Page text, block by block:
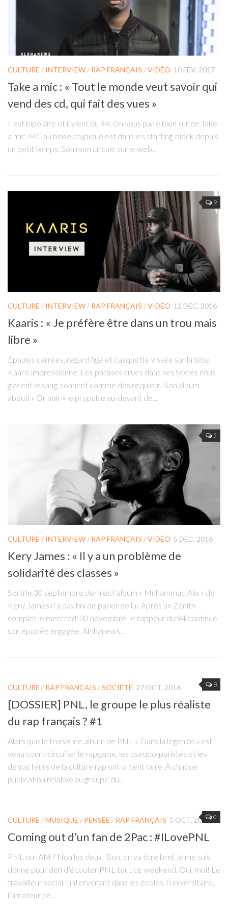
CULTURE / INTERVIEW / RAP FRANÇAIS /VIDÉO 10 FÉV, 2017
Take a mic : « Tout le monde veut savoir qui
vend des cd, qui fait des vues »
Il est bipolaire et il vient du 94. On vous parle bien sur de Take
a mic. MC au blase atypique est dans les starting-block depuis
un petit temps. Son nom circule sur le web...
9
CULTURE / INTERVIEW / RAP FRANÇAIS /VIDÉO 12 DÉC, 2016
Kaaris : « Je préfère être dans un trou mais
libre »
Épaules carrées, regard figé et casquette vissée sur la tête,
Kaaris impressionne. Les phrases crues dans ses textes nous
glacent le sang, sonnent comme des requiem. Son album
abouti « Or noir » le propulse au-devant de...
5
CULTURE / INTERVIEW / RAP FRANÇAIS /VIDÉO 5 DÉC, 2016
Kery James : « Il y a un problème de
solidarité des classes »
Sorti le 30 septembre dernier, l’album « Muhammad Alix » de
Kery James n’a pas fini de parler de lui. Après un Zénith
complet le mercredi 30 novembre, le rappeur du 94 continue
son épopée engagée. Alohanews...
8
CULTURE / RAP FRANÇAIS /SOCIÉTÉ 27 OCT, 2016
[DOSSIER] PNL, le groupe le plus réaliste
du rap français ? #1
Alors que le troisième album de PNL « Dans la légende » est
venu court-circuiter le rapgame, les pseudo-puristes et les
détracteurs de la culture rap ont la dent dure. À chaque
publication relative au groupe du...
0
CULTURE /MUSIQUE / PENSÉE / RAP FRANÇAIS 5 OCT, 2016
Coming out d’un fan de 2Pac : #ILovePNL
PNL ou IAM ? Non les deux! Bon, on va être bref, je me suis
donné pour défi d’écouter PNL tout ce weekend. Oui, moi! Le
travailleur social, l’intervenant dans les écoles, l’universitaire,
l’amateur de...